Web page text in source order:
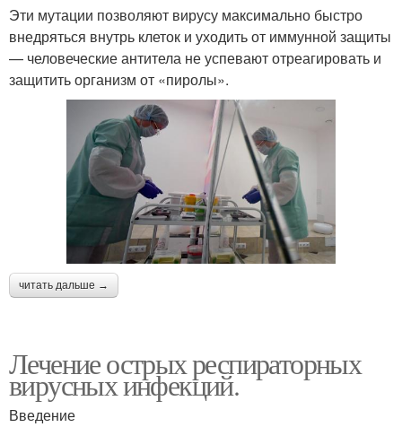
Эти мутации позволяют вирусу максимально быстро
внедряться внутрь клеток и уходить от иммунной защиты
— человеческие антитела не успевают отреагировать и
защитить организм от «пиролы».
читать дальше →
Лечение острых респираторных
вирусных инфекций.
Введение